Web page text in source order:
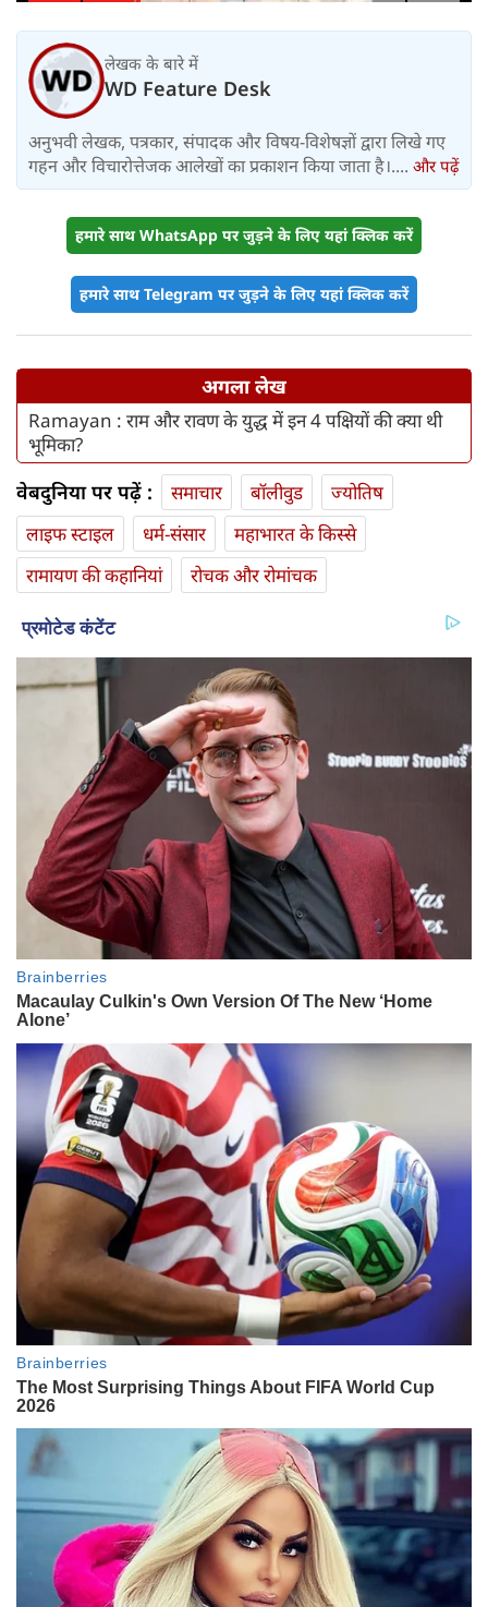
लेखक के बारे में
WD Feature Desk
अनुभवी लेखक, पत्रकार, संपादक और विषय-विशेषज्ञों द्वारा लिखे गए
गहन और विचारोत्तेजक आलेखों का प्रकाशन किया जाता है।.... और पढ़ें
हमारे साथ WhatsApp पर जुड़ने के लिए यहां क्लिक करें
हमारे साथ Telegram पर जुड़ने के लिए यहां क्लिक करें
अगला लेख
Ramayan : राम और रावण के युद्ध में इन 4 पक्षियों की क्या थी
भूमिका?
वेबदुनिया पर पढ़ें : समाचार बॉलीवुड
ज्योतिष
लाइफ स्‍टाइल
धर्म-संसार
महाभारत के किस्से
रामायण की कहानियां
रोचक और रोमांचक